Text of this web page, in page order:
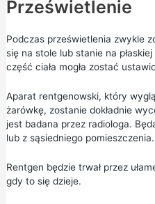
Prześwietlenie
Podczas prześwietlenia zwykle
się na stole lub stanie na
część ciała mogła zostać
Aparat rentgenowski, który
żarówkę, zostanie dokładnie
jest badana przez radiologa.
lub z sąsiedniego pomieszczenia.
Rentgen będzie trwał przez
gdy to się dzieje.